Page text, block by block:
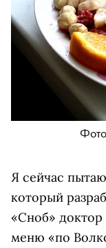
Я сейчас
который
«Сноб» доктор
меню «по